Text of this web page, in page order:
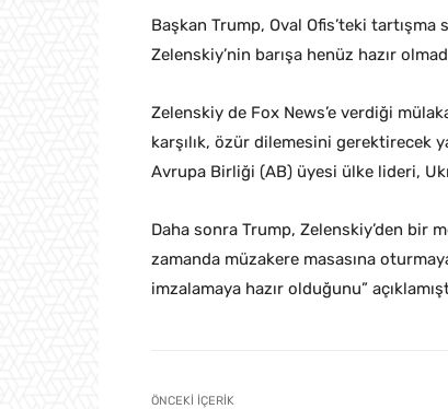
Başkan Trump, Oval Ofis’teki tartışma
Zelenskiy’nin barışa henüz hazır
Zelenskiy de Fox News’e verdiği
karşılık, özür dilemesini gerektirecek
Avrupa Birliği (AB) üyesi ülke lideri,
Daha sonra Trump, Zelenskiy’den bir
zamanda müzakere masasına
imzalamaya hazır olduğunu”
ÖNCEKI İÇERIK